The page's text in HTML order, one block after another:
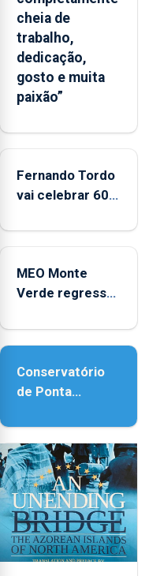
um
“decréscimo
significativo”
da
CPUE
entre
e
cheia de
trabalho,
dedicação,
gosto e muita
paixão”
Fernando Tordo
vai celebrar 60
no Coliseu
MEO Monte
Verde regressa
acessibilidade
Conservatório
de Ponta
contar com
novos
instrumentos